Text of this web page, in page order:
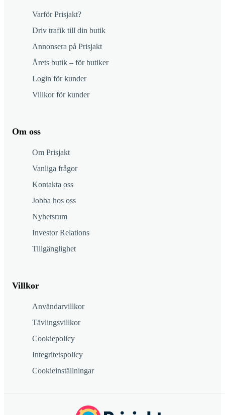
Varför Prisjakt?
Driv trafik till din butik
Annonsera på Prisjakt
Årets butik – för butiker
Login för kunder
Villkor för kunder
Om oss
Om Prisjakt
Vanliga frågor
Kontakta oss
Jobba hos oss
Nyhetsrum
Investor Relations
Tillgänglighet
Villkor
Användarvillkor
Tävlingsvillkor
Cookiepolicy
Integritetspolicy
Cookieinställningar